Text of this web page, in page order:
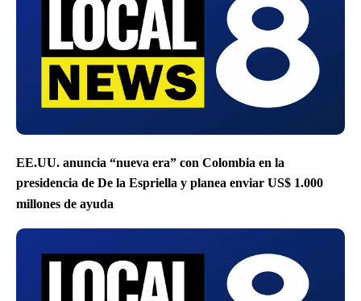
EE.UU. anuncia “nueva era” con Colombia en la
presidencia de De la Espriella y planea enviar US$ 1.000
millones de ayuda